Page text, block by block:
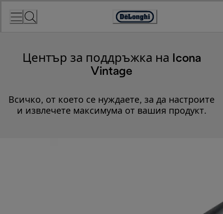
Accessibility
Център за поддръжка на Icona
Vintage
Всичко, от което се нуждаете, за да настроите
и извлечете максимума от вашия продукт.